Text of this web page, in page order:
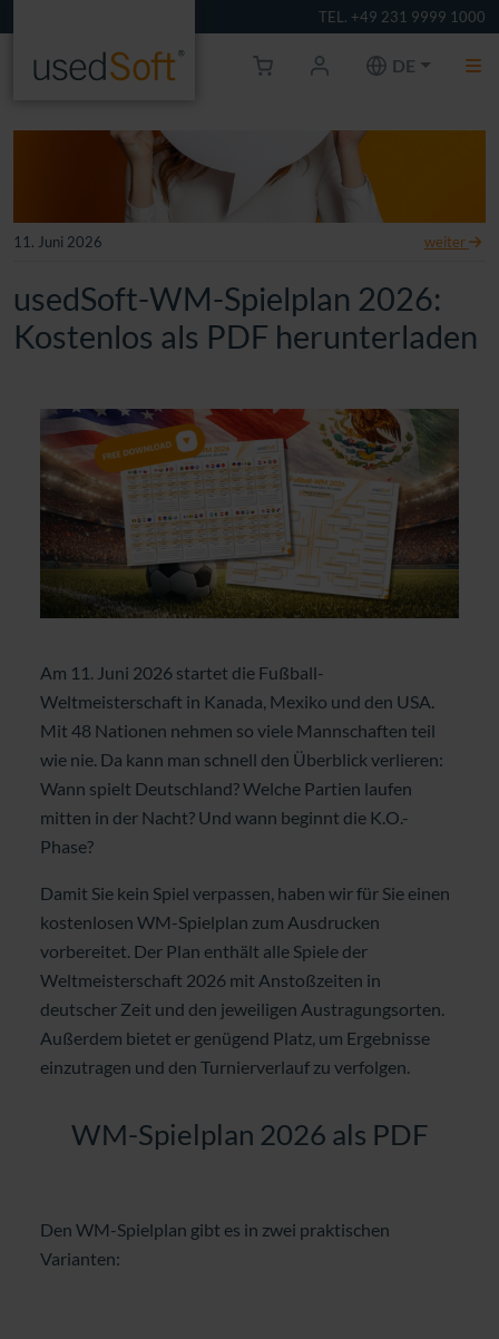
TEL. +49 231 9999 1000
DE
11. Juni 2026 weiter
usedSoft-WM-Spielplan 2026:
Kostenlos als PDF herunterladen
Am 11. Juni 2026 startet die Fußball-
Weltmeisterschaft in Kanada, Mexiko und den USA.
Mit 48 Nationen nehmen so viele Mannschaften teil
wie nie. Da kann man schnell den Überblick verlieren:
Wann spielt Deutschland? Welche Partien laufen
mitten in der Nacht? Und wann beginnt die K.O.-
Phase?
Damit Sie kein Spiel verpassen, haben wir für Sie einen
kostenlosen WM-Spielplan zum Ausdrucken
vorbereitet. Der Plan enthält alle Spiele der
Weltmeisterschaft 2026 mit Anstoßzeiten in
deutscher Zeit und den jeweiligen Austragungsorten.
Außerdem bietet er genügend Platz, um Ergebnisse
einzutragen und den Turnierverlauf zu verfolgen.
WM-Spielplan 2026 als PDF
Den WM-Spielplan gibt es in zwei praktischen
Varianten: